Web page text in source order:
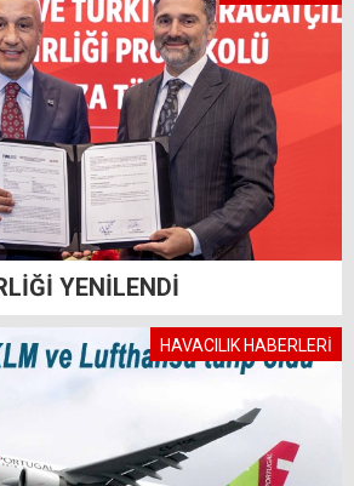
YENİLENDİ
HAVACILIK HABERLERİ